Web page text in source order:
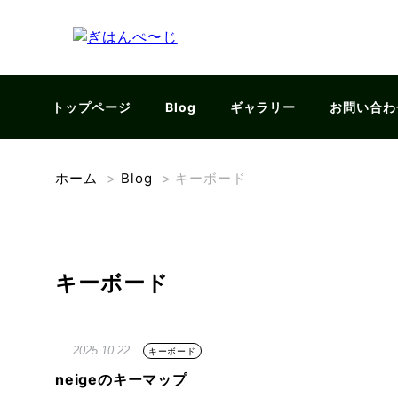
トップページ Blog ギャラリー お問い合
ホーム > Blog > キーボード
キーボード
2025.10.22 キーボード
neigeのキーマップ